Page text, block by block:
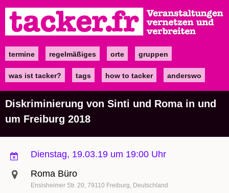
zum
Inhalt
Maintermine regelmäßiges orte gruppen
was ist tacker? tags how to tacker anderswo
Diskriminierung von Sinti und Roma in und
um Freiburg 2018
Dienstag, 19.03.19 um 19:00 Uhr
Roma Büro
Ensisheimer Str. 20 79110 Freiburg Deutschland